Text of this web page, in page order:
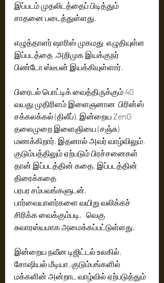
இப்படம் முதலிடத்தைப் பிடித்தும்
சாதனை படைத்துள்ளது.
எழுத்தாளர் ஷாரிஸ் முகமது  எழுதியுள்ள
இப்படத்தை ,அறிமுக இயக்குநர்
பிண்டோ ஸ்டீபன் இயக்கியுள்ளார்.
பிரைடல் பொட்டிக் வைத்திருக்கும் 40
வயது முதிரிளம் இளைஞனான  பிரின்ஸ்
சக்கலக்கல் (திலீப்), இன்றைய ZenG
தலைமுறை இளைஞியை (சஞ்சு)
மணக்கிறார். இதனால் அவர் வாழ்விலும்,
குடும்பத்திலும் ஏற்படும் பிரச்சனைகள்
தான் இப்படத்தின் கதை. இப்படத்தின்
திரைக்கதை
பரபர சம்பவங்களுடன்,
பார்வையாளர்களை வயிறு வலிக்கச்
சிரிக்க வைக்கும்படி,   வெகு
சுவாரஸ்யமாக அமைக்கப்பட்டுள்ளது.
இன்றைய நவீன டிஜிட்டல் உலகில்,
சோஷியல் மீடியா, குடும்பங்களில்
மக்களின் அன்றாட வாழ்வில் ஏற்படுத்தும்